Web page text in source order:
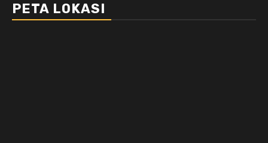
PETA LOKASI